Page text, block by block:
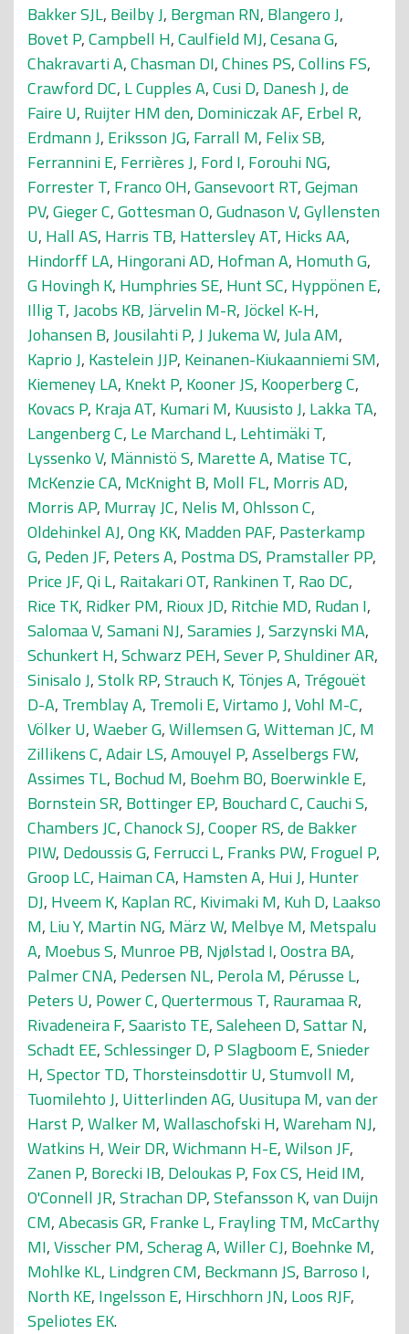
Bakker SJL, Beilby J, Bergman RN, Blangero J,
Bovet P,Campbell H,Caulfield MJ,Cesana G,
Chakravarti A,Chasman DI,Chines PS,Collins FS,
Crawford DC, L Cupples A,Cusi D, Danesh J,de
Faire U, Ruijter HM den, Dominiczak AF, Erbel R,
Erdmann J, Eriksson JG, Farrall M, Felix SB,
Ferrannini E, Ferrières J, Ford I, Forouhi NG,
Forrester T, Franco OH,Gansevoort RT,Gejman
PV,Gieger C,Gottesman O,Gudnason V,Gyllensten
U, Hall AS, Harris TB, Hattersley AT, Hicks AA,
Hindorff LA, Hingorani AD, Hofman A, Homuth G,
G Hovingh K, Humphries SE, Hunt SC, Hyppönen E,
Illig T,Jacobs KB,Järvelin M-R,Jöckel K-H,
Johansen B,Jousilahti P,J Jukema W,Jula AM,
Kaprio J, Kastelein JJP, Keinanen-Kiukaanniemi SM,
Kiemeney LA, Knekt P, Kooner JS, Kooperberg C,
Kovacs P, Kraja AT, Kumari M, Kuusisto J, Lakka TA,
Langenberg C, Le Marchand L, Lehtimäki T,
Lyssenko V, Männistö S, Marette A, Matise TC,
McKenzie CA, McKnight B, Moll FL, Morris AD,
Morris AP, Murray JC, Nelis M,Ohlsson C,
Oldehinkel AJ,Ong KK, Madden PAF, Pasterkamp
G, Peden JF, Peters A, Postma DS, Pramstaller PP,
Price JF,Qi L, Raitakari OT, Rankinen T, Rao DC,
Rice TK, Ridker PM, Rioux JD, Ritchie MD, Rudan I,
Salomaa V,Samani NJ,Saramies J,Sarzynski MA,
Schunkert H,Schwarz PEH,Sever P,Shuldiner AR,
Sinisalo J,Stolk RP,Strauch K, Tönjes A, Trégouët
D-A, Tremblay A, Tremoli E,Virtamo J,Vohl M-C,
Völker U,Waeber G,Willemsen G,Witteman JC, M
Zillikens C,Adair LS,Amouyel P,Asselbergs FW,
Assimes TL, Bochud M, Boehm BO, Boerwinkle E,
Bornstein SR, Bottinger EP, Bouchard C,Cauchi S,
Chambers JC,Chanock SJ,Cooper RS,de Bakker
PIW, Dedoussis G, Ferrucci L, Franks PW, Froguel P,
Groop LC, Haiman CA, Hamsten A, Hui J, Hunter
DJ, Hveem K, Kaplan RC, Kivimaki M, Kuh D, Laakso
M, Liu Y, Martin NG, März W, Melbye M, Metspalu
A, Moebus S, Munroe PB, Njølstad I,Oostra BA,
Palmer CNA, Pedersen NL, Perola M, Pérusse L,
Peters U, Power C,Quertermous T, Rauramaa R,
Rivadeneira F,Saaristo TE,Saleheen D,Sattar N,
Schadt EE,Schlessinger D, P Slagboom E,Snieder
H,Spector TD, Thorsteinsdottir U,Stumvoll M,
Tuomilehto J, Uitterlinden AG, Uusitupa M,van der
Harst P,Walker M,Wallaschofski H,Wareham NJ,
Watkins H,Weir DR,Wichmann H-E,Wilson JF,
Zanen P, Borecki IB, Deloukas P, Fox CS, Heid IM,
O'Connell JR,Strachan DP,Stefansson K,van Duijn
CM,Abecasis GR, Franke L, Frayling TM, McCarthy
MI,Visscher PM,Scherag A,Willer CJ, Boehnke M,
Mohlke KL, Lindgren CM, Beckmann JS, Barroso I,
North KE, Ingelsson E, Hirschhorn JN, Loos RJF,
Speliotes EK.